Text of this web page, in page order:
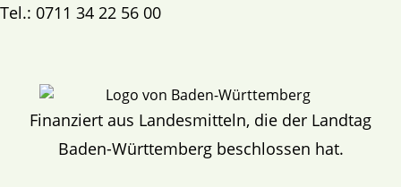
Tel.: 0711 34 22 56 00
Finanziert aus Landesmitteln, die der Landtag
Baden-Württemberg beschlossen hat.